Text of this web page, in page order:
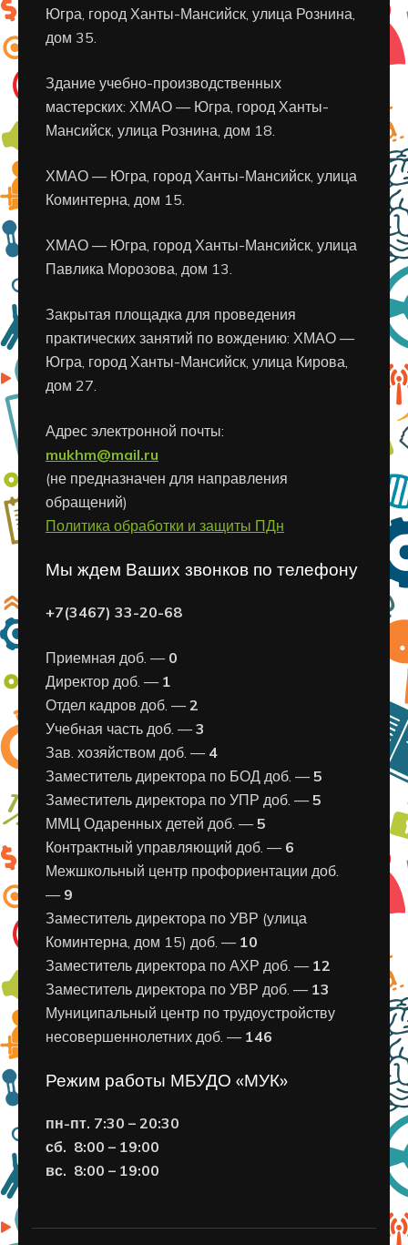
Югра, город Ханты-Мансийск, улица Рознина,
дом 35.
Здание учебно-производственных
мастерских: ХМАО — Югра, город Ханты-
Мансийск, улица Рознина, дом 18.
ХМАО — Югра, город Ханты-Мансийск, улица
Коминтерна, дом 15.
ХМАО — Югра, город Ханты-Мансийск, улица
Павлика Морозова, дом 13.
Закрытая площадка для проведения
практических занятий по вождению: ХМАО —
Югра, город Ханты-Мансийск, улица Кирова,
дом 27.
Адрес электронной почты:
mukhm@mail.ru
(не предназначен для направления
обращений)
Политика обработки и защиты ПДн
Мы ждем Ваших звонков по телефону
+7(3467) 33-20-68
Приемная доб. — 0
Директор доб. — 1
Отдел кадров доб. —2
Учебная часть доб. —3
Зав. хозяйством доб. — 4
Заместитель директора по БОД доб. —5
Заместитель директора по УПР доб. —5
ММЦ Одаренных детей доб. —5
Контрактный управляющий доб. — 6
Межшкольный центр профориентации доб.
— 9
Заместитель директора по УВР (улица
Коминтерна, дом 15) доб. — 10
Заместитель директора по АХР доб. — 12
Заместитель директора по УВР доб. — 13
Муниципальный центр по трудоустройству
несовершеннолетних доб. — 146
Режим работы МБУДО «МУК»
пн-пт. 7:30 – 20:30
сб. 8:00 – 19:00
вс. 8:00 – 19:00